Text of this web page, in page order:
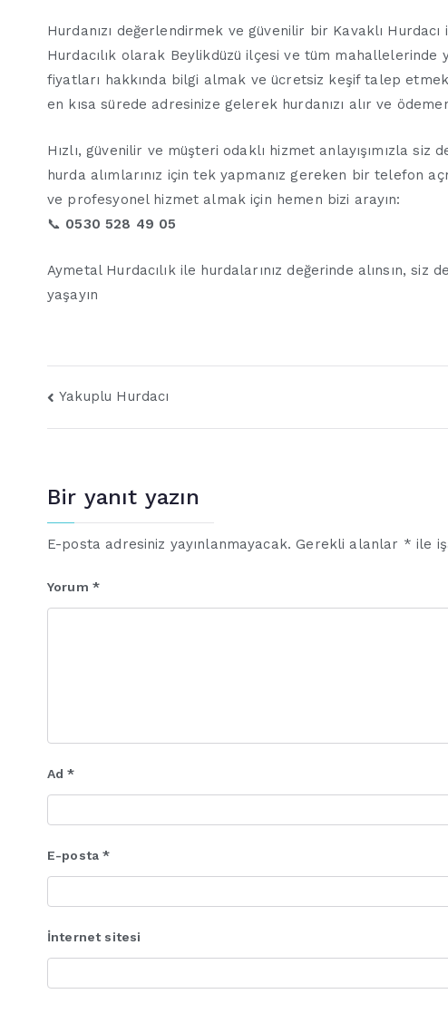
Hurdanızı değerlendirmek ve güvenilir bir Kavaklı
Hurdacılık olarak Beylikdüzü ilçesi ve tüm mahallelerinde
fiyatları hakkında bilgi almak ve ücretsiz keşif talep
en kısa sürede adresinize gelerek hurdanızı alır ve
Hızlı, güvenilir ve müşteri odaklı hizmet anlayışımızla siz
hurda alımlarınız için tek yapmanız gereken bir telefon
ve profesyonel hizmet almak için hemen bizi arayın:
📞 0530 528 49 05
Aymetal Hurdacılık ile hurdalarınız değerinde alınsın, siz
yaşayın
Yazı
gezinmesi
Yakuplu Hurdacı
Bir yanıt yazın
E-posta adresiniz yayınlanmayacak. Gerekli alanlar * ile
Yorum *
Ad*
E-posta*
İnternet sitesi